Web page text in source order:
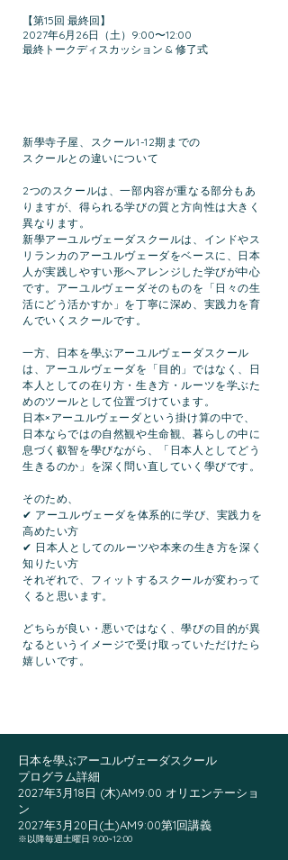
【第15回 最終回】
2027年6月26日（土）9:00〜12:00
最終トークディスカッション & 修了式
新學寺子屋、スクール1-12期までの
スクールとの違いについて
2つのスクールは、一部内容が重なる部分もあ
りますが、得られる学びの質と方向性は大きく
異なります。
新學アーユルヴェーダスクールは、インドやス
リランカのアーユルヴェーダをベースに、日本
人が実践しやすい形へアレンジした学びが中心
です。アーユルヴェーダそのものを「日々の生
活にどう活かすか」を丁寧に深め、実践力を育
んでいくスクールです。
一方、日本を學ぶアーユルヴェーダスクール
は、アーユルヴェーダを「目的」ではなく、日
本人としての在り方・生き方・ルーツを学ぶた
めのツールとして位置づけています。
日本×アーユルヴェーダという掛け算の中で、
日本ならではの自然観や生命観、暮らしの中に
息づく叡智を學びながら、「日本人としてどう
生きるのか」を深く問い直していく學びです。
そのため、
✔ アーユルヴェーダを体系的に学び、実践力を
高めたい方
✔ 日本人としてのルーツや本来の生き方を深く
知りたい方
それぞれで、フィットするスクールが変わって
くると思います。
どちらが良い・悪いではなく、學びの目的が異
なるというイメージで受け取っていただけたら
嬉しいです。
日本を學ぶアーユルヴェーダスクール
プログラム詳細
2027年3月18日 (木)AM9:00 オリエンテーショ
ン
2027年3月20日(土)AM9:00第1回講義
​※以降毎週土曜日 9:00~12:00